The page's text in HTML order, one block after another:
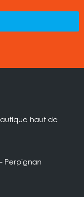
haut de
Perpignan